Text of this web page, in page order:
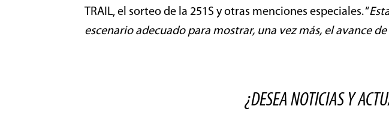
TRAIL, el sorteo de la 251S y otras menciones especiales. “
escenario adecuado para mostrar, una vez más, el avance
¿DESEA NOTICIAS Y